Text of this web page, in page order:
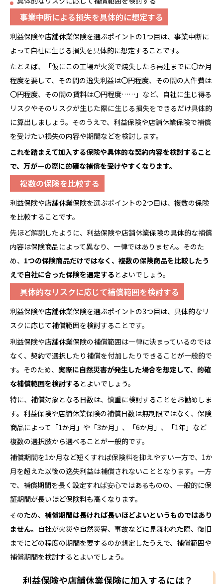
事業中断による損失を具体的に想定する
利益保険や店舗休業保険を選ぶポイントの1つ目は、事業中断に
よって自社に生じる損失を具体的に想定することです。
たとえば、「仮にこの工場が火災で焼失したら再建までに〇か月
程度を要して、その間の逸失利益は〇円程度、その間の人件費は
〇円程度、その間の賃料は〇円程度……」など、自社に生じ得る
リスクやそのリスクが生じた際に生じる損失をできるだけ具体的
に算出しましょう。そのうえで、利益保険や店舗休業保険で補償
を受けたい損失の内容や期間などを検討します。
これを踏まえて加入する保険や具体的な契約内容を検討すること
で、万が一の際に的確な補償を受けやすくなります。
複数の保険を比較する
利益保険や店舗休業保険を選ぶポイントの2つ目は、複数の保険
を比較することです。
先ほど解説したように、利益保険や店舗休業保険の具体的な補償
内容は保険商品によって異なり、一律ではありません。そのた
め、 1つの保険商品だけではなく、複数の保険商品を比較したう
えで自社に合った保険を選定するとよいでしょう。
具体的なリスクに応じて補償範囲を検討する
利益保険や店舗休業保険を選ぶポイントの3つ目は、具体的なリ
スクに応じて補償範囲を検討することです。
利益保険や店舗休業保険の補償範囲は一律に決まっているのでは
なく、契約で選択したり補償を付加したりできることが一般的で
す。そのため、 実際に自然災害が発生した場合を想定して、的確
な補償範囲を検討するとよいでしょう。
特に、補償対象となる日数は、慎重に検討することをお勧めしま
す。利益保険や店舗休業保険の補償日数は無制限ではなく、保険
商品によって「1か月」や「3か月」、「6か月」、「1年」など
複数の選択肢から選べることが一般的です。
補償期間を1か月など短くすれば保険料を抑えやすい一方で、1か
月を超えた以後の逸失利益は補償されないこととなります。一方
で、補償期間を長く設定すれば安心ではあるものの、一般的に保
証期間が長いほど保険料も高くなります。
そのため、 補償期間は長ければ長いほどよいというものではあり
ません。 自社が火災や自然災害、事故などに見舞われた際、復旧
までにどの程度の期間を要するのか想定したうえで、補償範囲や
補償期間を検討するとよいでしょう。
利益保険や店舗休業保険に加入するには？